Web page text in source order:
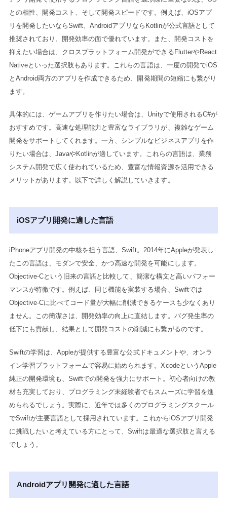
との相性、開発コスト、そして開発スピードです。例えば、iOSアプ
リを開発したいならSwift、AndroidアプリならKotlinが公式言語として
推奨されており、開発効率の面で優れています。また、開発コストを
抑えたい場合は、クロスプラットフォーム開発ができるFlutterやReact
Nativeといった選択肢もあります。これらの言語は、一度の開発でiOS
とAndroid両方のアプリを作成できるため、開発期間の短縮にも繋がり
ます。
具体的には、ゲームアプリを作りたい場合は、Unityで使用されるC#が
おすすめです。高速な処理能力と豊富なライブラリが、複雑なゲーム
開発をサポートしてくれます。一方、シンプルなビジネスアプリを作
りたい場合は、JavaやKotlinが適しています。これらの言語は、業務
システム開発で広く使われているため、豊富な情報資源を活用できる
メリットがあります。以下で詳しく解説していきます。
iOSアプリ開発に適した言語
iPhoneアプリ開発の中核を担う言語、Swift。2014年にAppleが発表し
たこの言語は、モダンで安全、かつ高速な開発を可能にします。
Objective-Cという旧来の言語と比較して、簡潔な構文と高いパフォー
マンスが特徴です。例えば、同じ機能を実装する場合、Swiftでは
Objective-Cに比べてコード量が大幅に削減できるケースも少なくあり
ません。この簡潔さは、開発効率の向上に直結します。バグ発生率の
低下にも貢献し、結果として開発コストの削減にも繋がるのです。
Swiftの学習は、Appleが提供する豊富な公式ドキュメントや、オンラ
イン学習プラットフォームで容易に始められます。XcodeというApple
純正の開発環境も、Swiftでの開発を強力にサポート。初心者向けの教
材も充実しており、プログラミング未経験者でもスムーズに学習を進
められるでしょう。実際に、近年では多くのプログラミングスクール
でSwiftが主要言語として採用されています。これからiOSアプリ開発
に挑戦したいと考えている方にとって、Swiftは最適な選択肢と言える
でしょう。
Androidアプリ開発に適した言語